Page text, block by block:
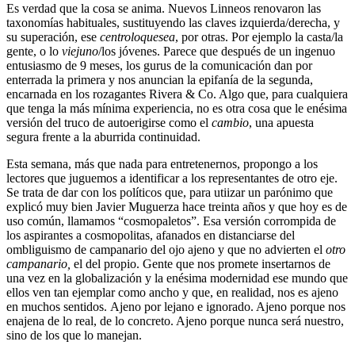
Es verdad que la cosa se anima. Nuevos Linneos renovaron las
taxonomías habituales, sustituyendo las claves izquierda/derecha, y
su superación, ese centroloquesea, por otras. Por ejemplo la casta/la
gente, o lo viejuno/los jóvenes. Parece que después de un ingenuo
entusiasmo de 9 meses, los gurus de la comunicación dan por
enterrada la primera y nos anuncian la epifanía de la segunda,
encarnada en los rozagantes Rivera & Co. Algo que, para cualquiera
que tenga la más mínima experiencia, no es otra cosa que le enésima
versión del truco de autoerigirse como el cambio, una apuesta
segura frente a la aburrida continuidad.
Esta semana, más que nada para entretenernos, propongo a los
lectores que juguemos a identificar a los representantes de otro eje.
Se trata de dar con los políticos que, para utiizar un parónimo que
explicó muy bien Javier Muguerza hace treinta años y que hoy es de
uso común, llamamos “cosmopaletos”. Esa versión corrompida de
los aspirantes a cosmopolitas, afanados en distanciarse del
ombliguismo de campanario del ojo ajeno y que no advierten el otro
campanario, el del propio. Gente que nos promete insertarnos de
una vez en la globalización y la enésima modernidad ese mundo que
ellos ven tan ejemplar como ancho y que, en realidad, nos es ajeno
en muchos sentidos. Ajeno por lejano e ignorado. Ajeno porque nos
enajena de lo real, de lo concreto. Ajeno porque nunca será nuestro,
sino de los que lo manejan.